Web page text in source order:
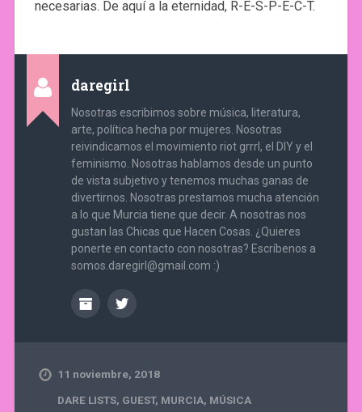
necesarias. De aquí a la eternidad, R-E-S-P-E-C-T.
daregirl
Nosotras escribimos sobre música, literatura,
arte, política hecha por mujeres. Nosotras
reivindicamos el movimiento riot grrrl, el DIY y el
feminismo. Nosotras hablamos desde un punto
de vista subjetivo y tenemos muchas ganas de
divertirnos. Nosotras prestamos mucha atención
a lo que Murcia tiene que decir. A nosotras nos
gustan las Chicas que Hacen Cosas. ¿Quieres
ponerte en contacto con nosotras? Escríbenos a
somos.daregirl@gmail.com :)
11 noviembre, 2018
DARE LISTS, GUEST, MURCIA, MÚSICA